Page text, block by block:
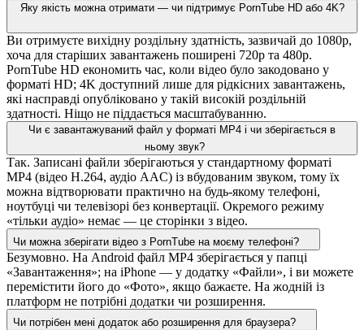
Яку якість можна отримати — чи підтримує PornTube HD або 4K?
Ви отримуєте вихідну роздільну здатність, зазвичай до 1080p,
хоча для старіших завантажень поширені 720p та 480p.
PornTube HD економить час, коли відео було закодовано у
форматі HD; 4K доступний лише для рідкісних завантажень,
які насправді опубліковано у такій високій роздільній
здатності. Ніщо не піддається масштабуванню.
Чи є завантажуваний файл у форматі MP4 і чи зберігається в
ньому звук?
Так. Записані файли зберігаються у стандартному форматі
MP4 (відео H.264, аудіо AAC) із вбудованим звуком, тому їх
можна відтворювати практично на будь-якому телефоні,
ноутбуці чи телевізорі без конвертації. Окремого режиму
«тільки аудіо» немає — це сторінки з відео.
Чи можна зберігати відео з PornTube на моєму телефоні?
Безумовно. На Android файл MP4 зберігається у папці
«Завантаження»; на iPhone — у додатку «Файли», і ви можете
перемістити його до «Фото», якщо бажаєте. На жодній із
платформ не потрібні додатки чи розширення.
Чи потрібен мені додаток або розширення для браузера?